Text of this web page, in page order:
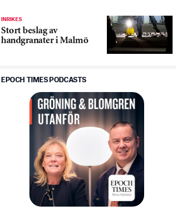
INRIKES
Stort beslag av
handgranater i Malmö
EPOCH TIMES PODCASTS